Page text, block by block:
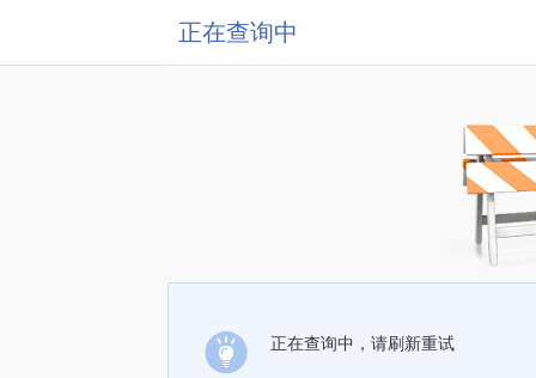
正在查询中
正在查询中，请刷新重试